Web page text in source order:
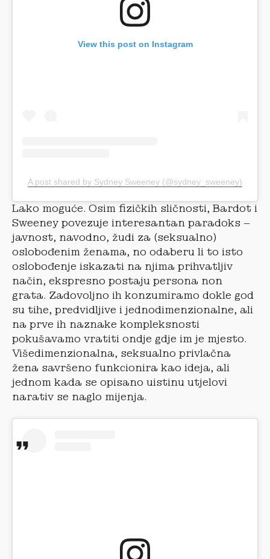
View this post on Instagram
A post shared by Sydney Sweeney (@sydney_sweeney)
Lako moguće. Osim fizičkih sličnosti, Bardot i
Sweeney povezuje interesantan paradoks –
javnost, navodno, žudi za (seksualno)
oslobođenim ženama, no odaberu li to isto
oslobođenje iskazati na njima prihvatljiv
način, ekspresno postaju persona non
grata. Zadovoljno ih konzumiramo dokle god
su tihe, predvidljive i jednodimenzionalne, ali
na prve ih naznake kompleksnosti
pokušavamo vratiti ondje gdje im je mjesto.
Višedimenzionalna, seksualno privlačna
žena savršeno funkcionira kao ideja, ali
jednom kada se opisano uistinu utjelovi
narativ se naglo mijenja.